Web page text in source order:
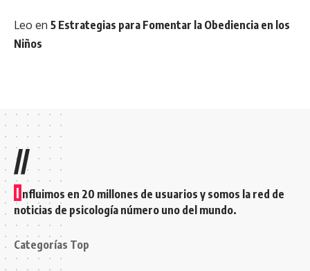
Leo en 5 Estrategias para Fomentar la Obediencia en los
Niños
//
I nfluimos en 20 millones de usuarios y somos la red de
noticias de psicología número uno del mundo.
Categorías Top